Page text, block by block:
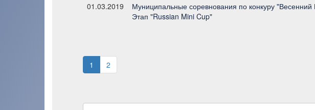
01.03.2019
Муниципальные соревнования по конкуру "Весенний
Этап "Russian Mini Cup"
1 2